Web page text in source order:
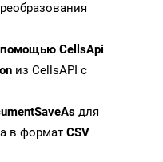
помощью CellsApi
из CellsAPI с
для
в формат CSV